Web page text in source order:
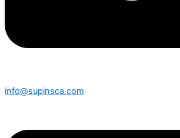
info@supinsca.com